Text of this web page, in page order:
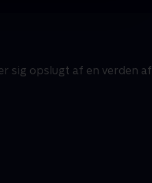
sig opslugt af en verden af